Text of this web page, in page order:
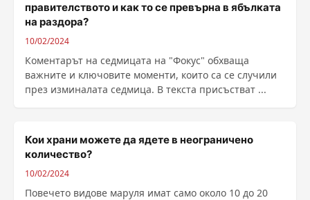
правителството и как то се превърна в ябълката
на раздора?
10/02/2024
Коментарът на седмицата на "Фокус" обхваща
важните и ключовите моменти, които са се случили
през изминалата седмица. В текста присъстват ...
Кои храни можете да ядете в неограничено
количество?
10/02/2024
Повечето видове маруля имат само около 10 до 20